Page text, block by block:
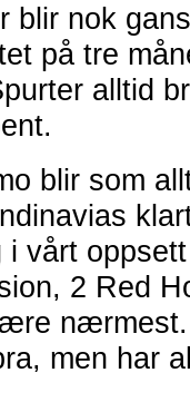
blir nok
på tre
alltid
blir som
vårt
2 Red
men har